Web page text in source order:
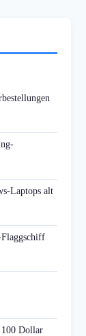
Laptops alt
100 Dollar